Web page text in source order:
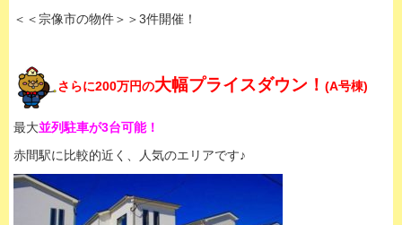
＜＜宗像市の物件＞＞3件開催！
さらに200万円の大幅プライスダウン！ (A号棟)
最大並列駐車が3台可能！
赤間駅に比較的近く、人気のエリアです♪